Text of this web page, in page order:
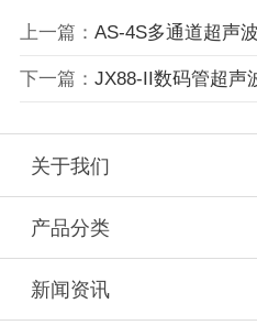
上一篇： AS-4S多通道超声
下一篇： JX88-II数码管超声
关于我们
产品分类
新闻资讯